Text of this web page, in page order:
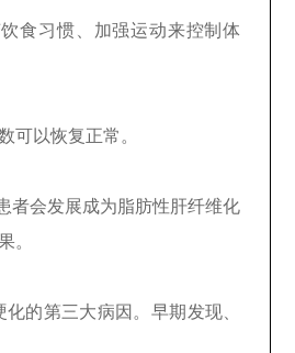
食习惯、加强运动来控制体
可以恢复正常。
者会发展成为脂肪性肝纤维化
。
的第三大病因。早期发现、